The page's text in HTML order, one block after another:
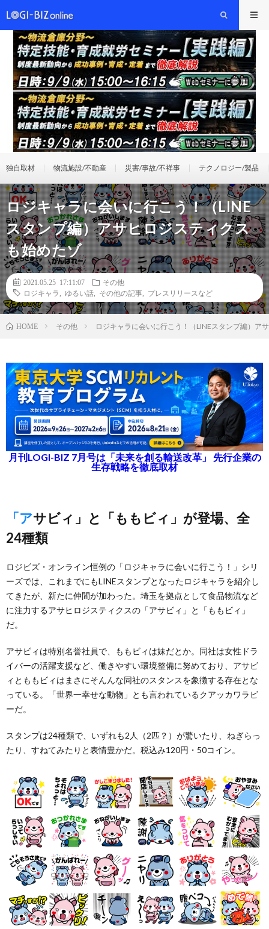
独自取材 物流施設/不動産 災害/事故/不祥事 テクノロジー/製品
ロジキャラに会いに行こう！（LINE
スタンプ編）アサヒロジスティクス
も始めたゾ
2021.05.25 17:11:07
その他
ロジキャラ
ゆるい話 その他の記事 プレスリリースなど
HOME その他 ロジキャラに会いに行こう！（LINEスタンプ編）ア
月刊LOGI-BIZ 7月号は「未来を創る輸送改革」 先行企業の
生存戦略を徹底取材
「アサビィ」と「ももビィ」が登場、全
24種類
ロジビズ・オンライン恒例の「ロジキャラに会いに行こう！」シリ
ーズでは、これまでにもLINEスタンプとなったロジキャラを紹介し
てきたが、新たに仲間が加わった。埼玉を拠点として食品物流など
に注力するアサヒロジスティクスの「アサビィ」と「ももビィ」
だ。
アサビィは特別名誉社員で、ももビィは妹だとか。同社は女性ドラ
イバーの活躍支援など、働きやすい環境整備に努めており、アサビ
ィとももビィはまさにそんんな同社のスタンスを象徴する存在とな
っている。「世界一幸せな動物」とも言われているクアッカワラビ
ーだ。
スタンプは24種類で、いずれも2人（2匹？）が驚いたり、ねぎらっ
たり、すねてみたりと表情豊かだ。税込み120円・50コイン。